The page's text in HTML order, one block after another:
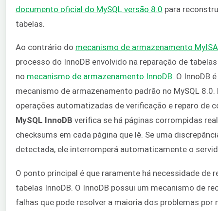
documento oficial do MySQL versão 8.0 para
tabelas.
Ao contrário do mecanismo de armazenamento
processo do InnoDB envolvido na reparação de
no mecanismo de armazenamento InnoDB. O InnoDB
mecanismo de armazenamento padrão no MySQL 8.0.
operações automatizadas de verificação e reparo de
MySQL InnoDB verifica se há páginas corrompidas
checksums em cada página que lê. Se uma
detectada, ele interromperá automaticamente o
O ponto principal é que raramente há necessidade de
tabelas InnoDB. O InnoDB possui um mecanismo de
falhas que pode resolver a maioria dos problemas por